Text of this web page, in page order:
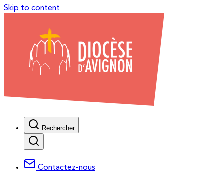
Skip to content
Rechercher
Contactez-nous